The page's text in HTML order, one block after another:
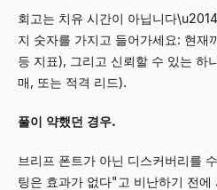
회고는 치유 시간이 아닙니다\u2014
지 숫자를 가지고 들어가세요: 현재
등 지표), 그리고 신뢰할 수 있는 하
매, 또는 적격 리드).
풀이 약했던 경우.
브리프 폰트가 아닌 디스커버리를
팅은 효과가 없다"고 비난하기 전